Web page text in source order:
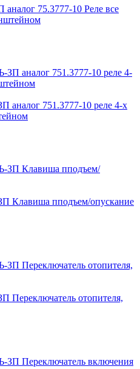
75.3777-10 Реле все
751.3777-10 реле 4-х
пподъем/опускание
отопителя,